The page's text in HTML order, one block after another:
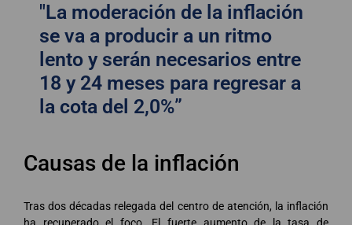
"La moderación de la inflación
se va a producir a un ritmo
lento y serán necesarios entre
18 y 24 meses para regresar a
la cota del 2,0%”
Causas de la inflación
Tras dos décadas relegada del centro de atención, la inflación